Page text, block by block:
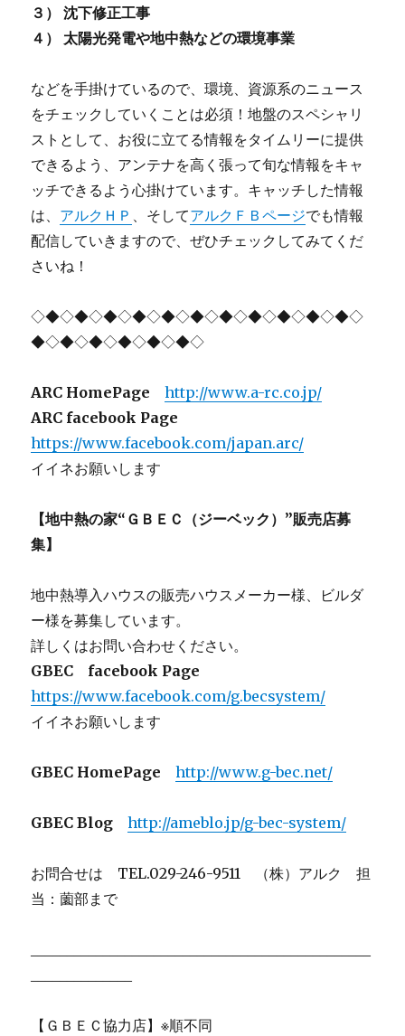
３） 沈下修正工事
４） 太陽光発電や地中熱などの環境事業
などを手掛けているので、環境、資源系のニュース
をチェックしていくことは必須！地盤のスペシャリ
ストとして、お役に立てる情報をタイムリーに提供
できるよう、アンテナを高く張って旬な情報をキャ
ッチできるよう心掛けています。キャッチした情報
は、 アルクＨＰ 、そしてアルクＦＢページでも情報
配信していきますので、ぜひチェックしてみてくだ
さいね！
◇◆◇◆◇◆◇◆◇◆◇◆◇◆◇◆◇◆◇◆◇◆◇
◆◇◆◇◆◇◆◇◆◇◆◇
ARC HomePage
http://www.a-rc.co.jp/
ARC facebook Page
https://www.facebook.com/japan.arc/
イイネお願いします
【地中熱の家“ＧＢＥＣ（ジーベック）”販売店募
集】
地中熱導入ハウスの販売ハウスメーカー様、ビルダ
ー様を募集しています。
詳しくはお問い合わせください。
GBEC facebook Page
https://www.facebook.com/g.becsystem/
イイネお願いします
GBEC HomePagehttp://www.g-bec.net/
GBEC Bloghttp://ameblo.jp/g-bec-system/
お問合せは TEL.029-246-9511 （株）アルク 担
当：薗部まで
【ＧＢＥＣ協力店】※順不同